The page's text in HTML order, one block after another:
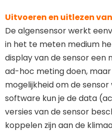
Uitvoeren en uitlezen
De algensensor werkt
in het te meten medium
display van de sensor een
ad-hoc meting doen,
mogelijkheid om de
software kun je de data
versies van de sensor
koppelen zijn aan de